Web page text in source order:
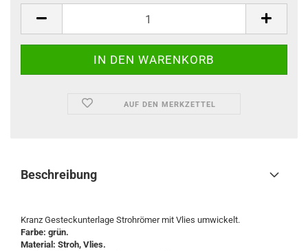
AUF DEN MERKZETTEL
Beschreibung
Kranz Gesteckunterlage Strohrömer mit Vlies umwickelt.
Farbe: grün.
Material: Stroh, Vlies.